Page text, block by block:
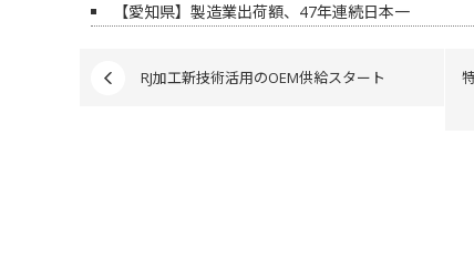
【愛知県】製造業出荷額、47年連続日本一
RJ加工新技術活用のOEM供給スタート